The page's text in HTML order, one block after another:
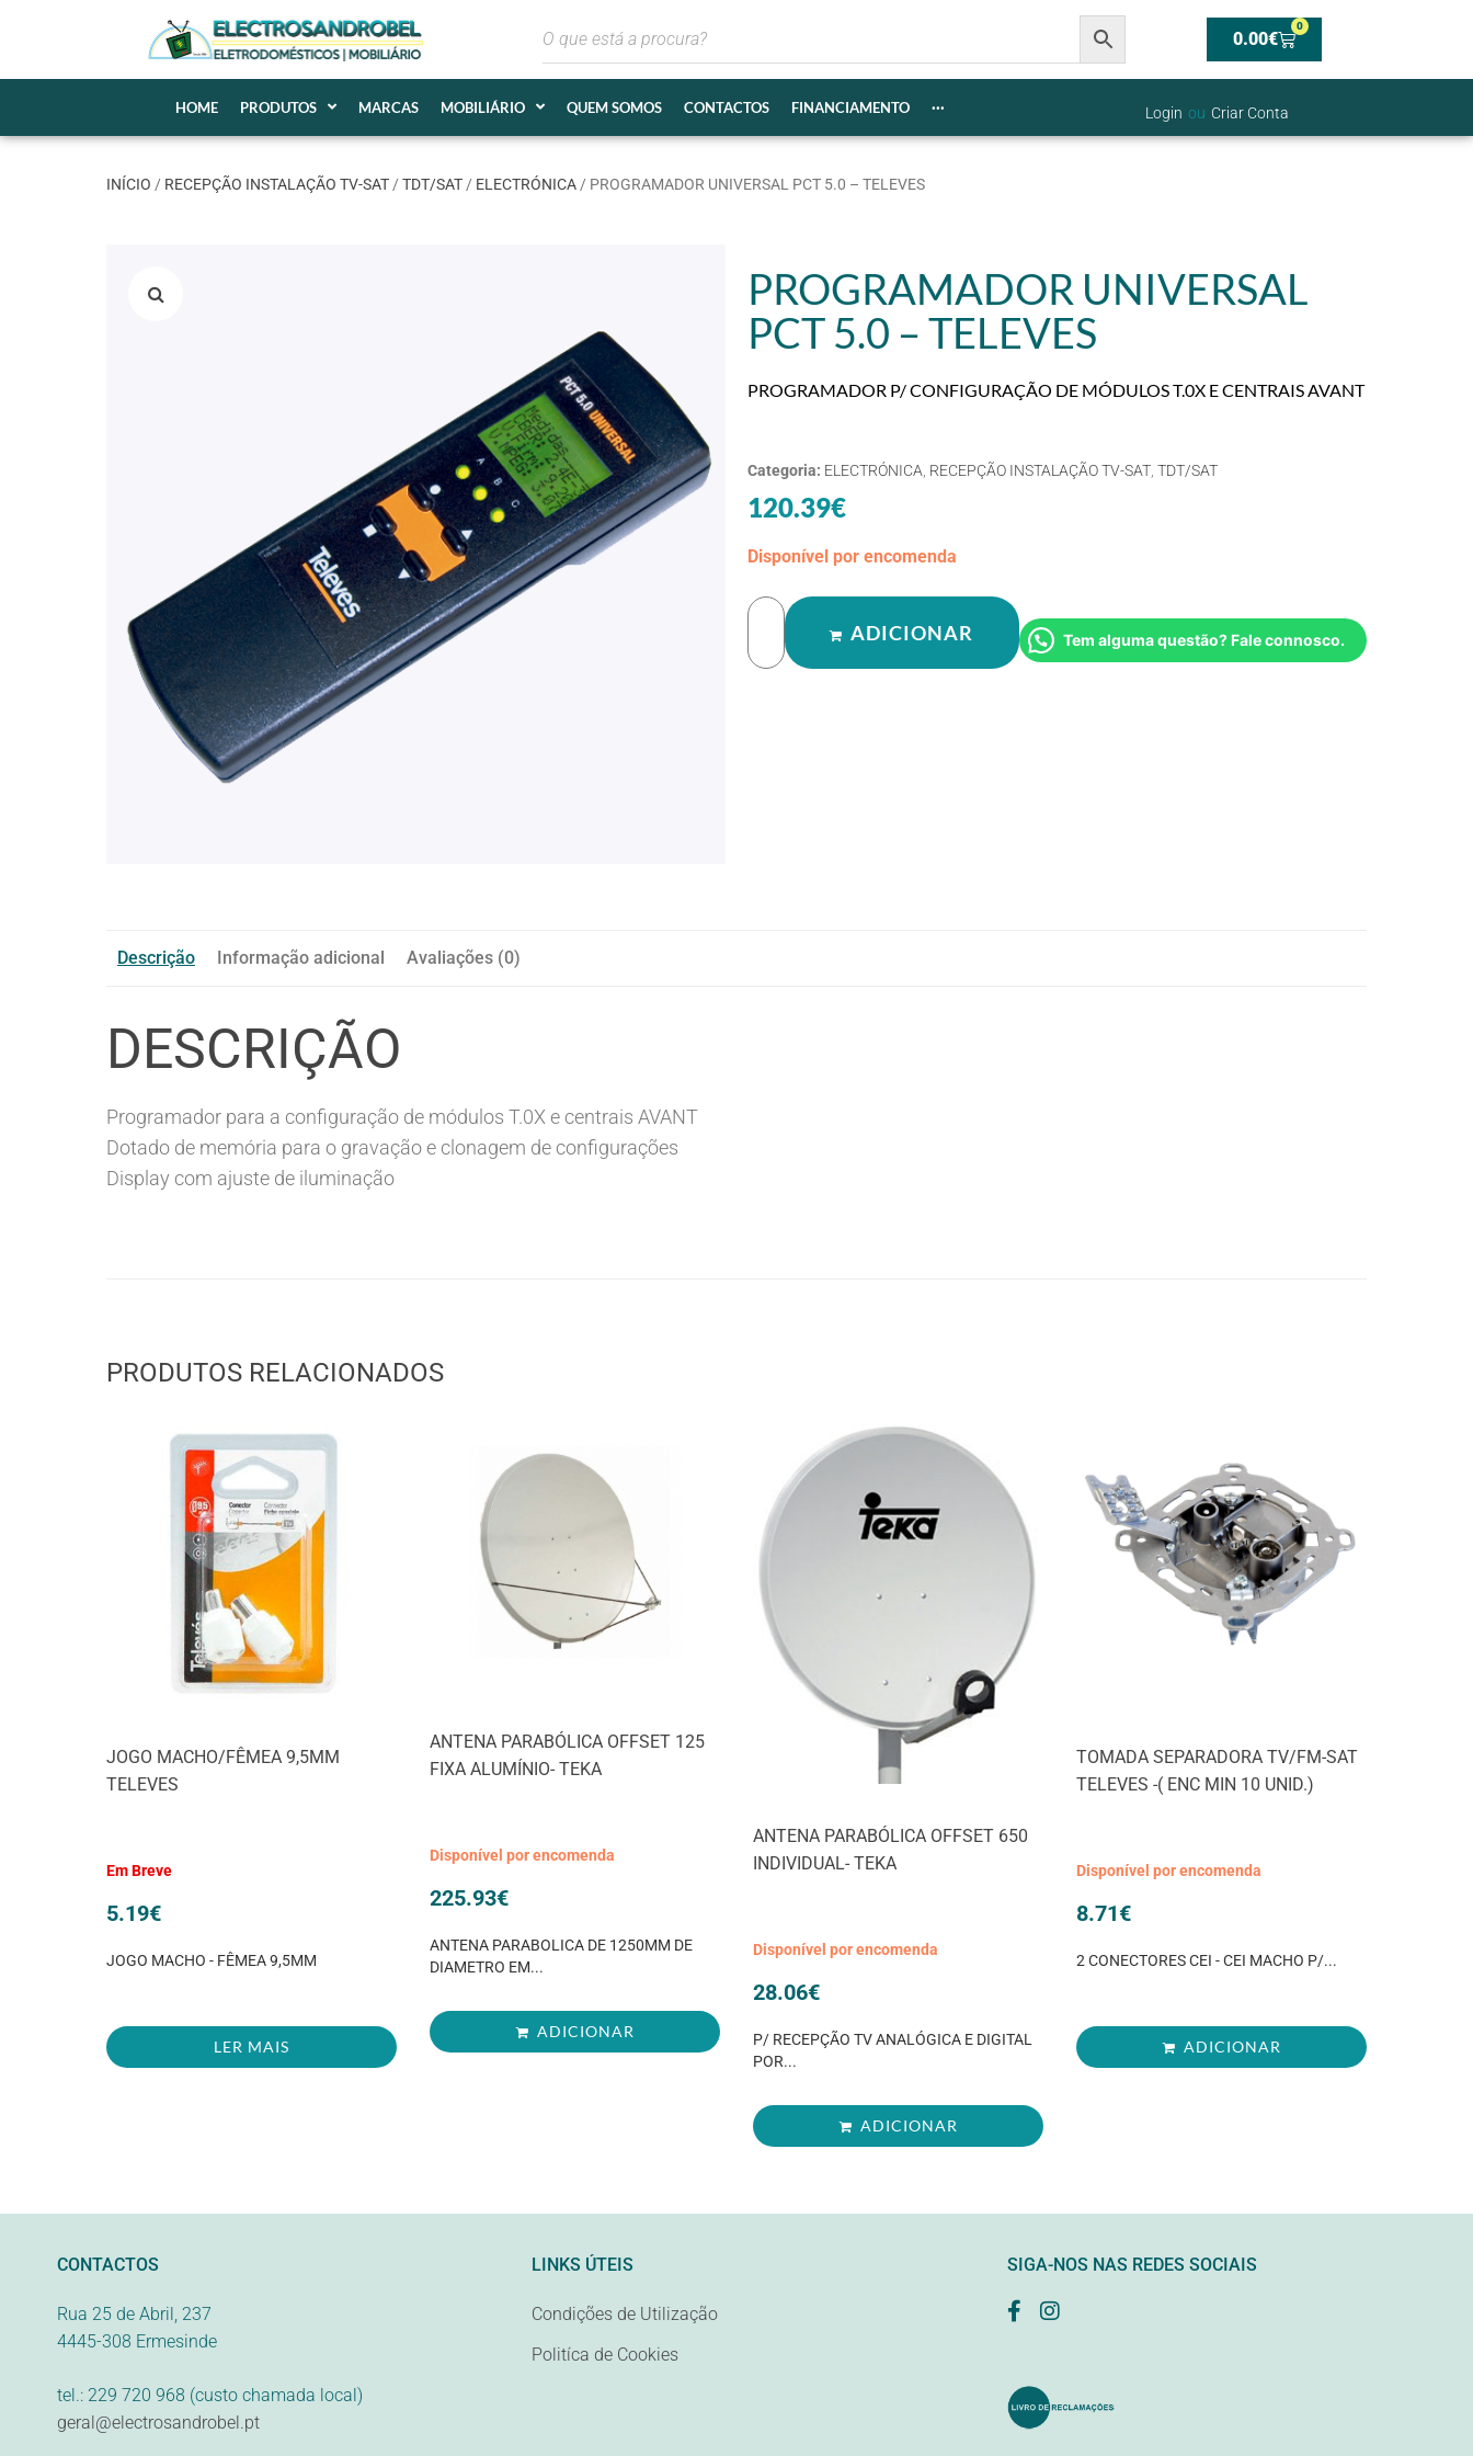
0.00€
0
HOME PRODUTOS MARCAS MOBILIÁRIO QUEM SOMOS CONTACTOS FINANCIAMENTO ··· Login ou Criar Conta
INÍCIO / RECEPÇÃO INSTALAÇÃO TV-SAT/ TDT/SAT/ ELECTRÓNICA/ PROGRAMADOR UNIVERSAL PCT 5.0 – TELEVES
PROGRAMADOR UNIVERSAL
PCT 5.0 – TELEVES
PROGRAMADOR P/ CONFIGURAÇÃO DE MÓDULOS T.0X E CENTRAIS AVANT
Categoria: ELECTRÓNICA RECEPÇÃO INSTALAÇÃO TV-SAT TDT/SAT
120.39€
Disponível por encomenda
ADICIONAR Tem alguma questão? Fale connosco.
Descrição Informação adicional Avaliações (0)
DESCRIÇÃO
Programador para a configuração de módulos T.0X e centrais AVANT
Dotado de memória para o gravação e clonagem de configurações
Display com ajuste de iluminação
PRODUTOS RELACIONADOS
JOGO MACHO/FÊMEA 9,5MM
TELEVES
Em Breve
5.19€
JOGO MACHO - FÊMEA 9,5MM
LER MAIS
ANTENA PARABÓLICA OFFSET 125
FIXA ALUMÍNIO- TEKA
Disponível por encomenda
225.93€
ANTENA PARABOLICA DE 1250MM DE
DIAMETRO EM...
ADICIONAR
ANTENA PARABÓLICA OFFSET 650
INDIVIDUAL- TEKA
Disponível por encomenda
28.06€
P/ RECEPÇÃO TV ANALÓGICA E DIGITAL
POR...
ADICIONAR
TOMADA SEPARADORA TV/FM-SAT
TELEVES -( ENC MIN 10 UNID.)
Disponível por encomenda
8.71€
2 CONECTORES CEI - CEI MACHO P/...
ADICIONAR
CONTACTOS
Rua 25 de Abril, 237
4445-308 Ermesinde
tel.: 229 720 968 (custo chamada local)
geral@electrosandrobel.pt
LINKS ÚTEIS
Condições de Utilização
Politíca de Cookies
SIGA-NOS NAS REDES SOCIAIS